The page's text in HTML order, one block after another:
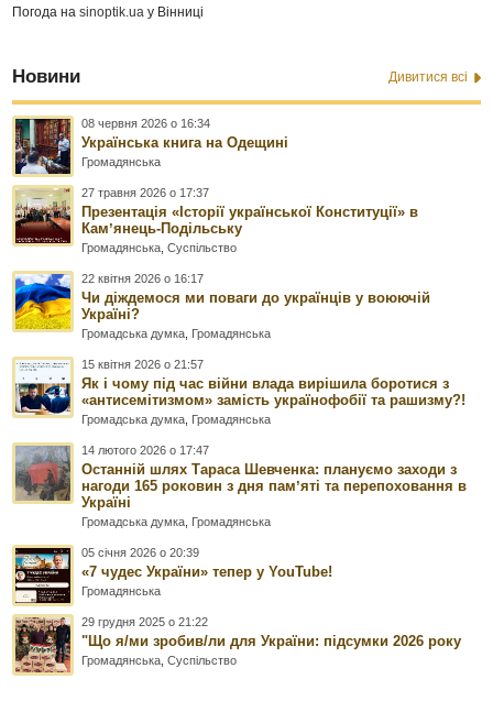
Погода наsinoptik.ua у Вінниці
Новини Дивитися всі
08 червня 2026 о 16:34
Українська книга на Одещині
Громадянська
27 травня 2026 о 17:37
Презентація «Історії української Конституції» в
Камʼянець-Подільську
Громадянська ,Суспільство
22 квітня 2026 о 16:17
Чи діждемося ми поваги до українців у воюючій
Україні?
Громадська думка Громадянська
15 квітня 2026 о 21:57
Як і чому під час війни влада вирішила боротися з
«антисемітизмом» замість українофобії та рашизму?!
Громадська думка Громадянська
14 лютого 2026 о 17:47
Останній шлях Тараса Шевченка: плануємо заходи з
нагоди 165 роковин з дня памʼяті та перепоховання в
Україні
Громадська думка Громадянська
05 січня 2026 о 20:39
«7 чудес України» тепер у YouTube!
Громадянська
29 грудня 2025 о 21:22
"Що я/ми зробив/ли для України: підсумки 2026 року
Громадянська ,Суспільство